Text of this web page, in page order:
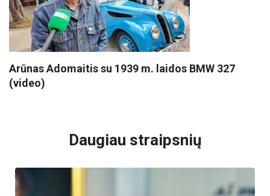
Arūnas Adomaitis su 1939 m. laidos BMW 327
(video)
Daugiau straipsnių